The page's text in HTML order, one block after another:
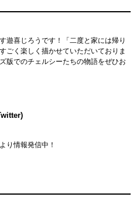
遊喜じろうです！「二度と家には帰り
ごく楽しく描かせていただいておりま
版でのチェルシーたちの物語をぜひお
り情報発信中！